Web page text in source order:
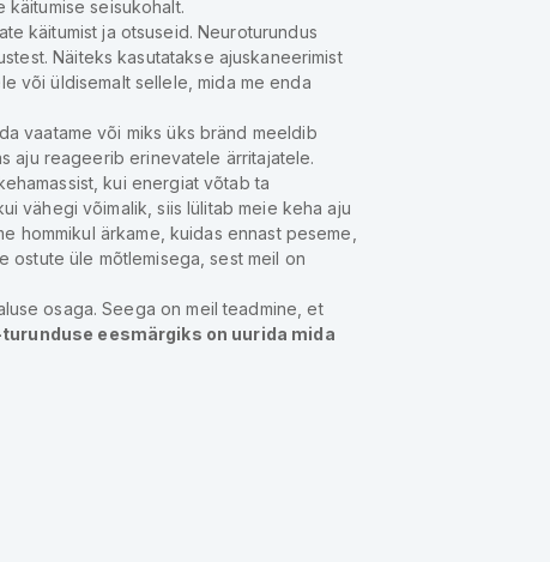
käitumise seisukohalt.
käitumist ja otsuseid. Neuroturundus
Näiteks kasutatakse ajuskaneerimist
või üldisemalt sellele, mida me enda
vaatame või miks üks bränd meeldib
aju reageerib erinevatele ärritajatele.
kui energiat võtab ta
vähegi võimalik, siis lülitab meie keha aju
hommikul ärkame, kuidas ennast peseme,
ostute üle mõtlemisega, sest meil on
osaga. Seega on meil teadmine, et
eesmärgiks on uurida mida